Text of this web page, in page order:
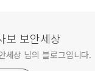
보 보안세상
세상 님의 블로그입니다.